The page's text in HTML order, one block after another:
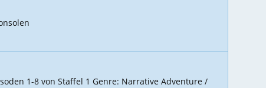
1-8 von Staffel 1 Genre: Narrative Adventure /